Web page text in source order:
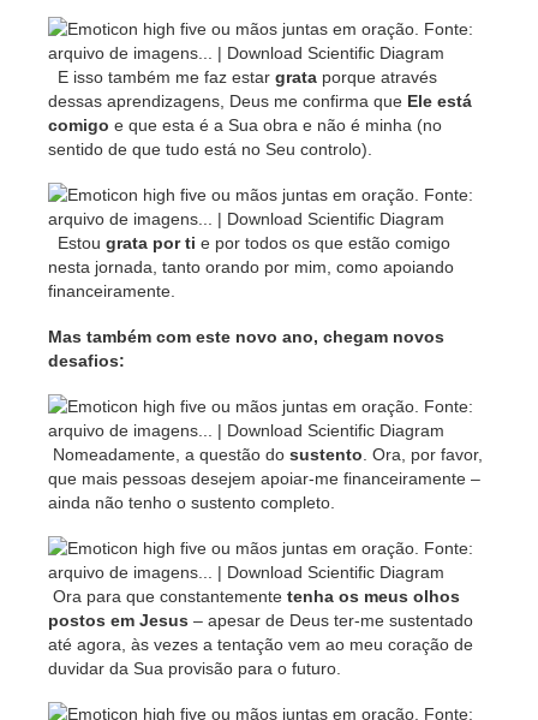
E isso também me faz estar grata porque através
dessas aprendizagens, Deus me confirma que Ele está
comigo e que esta é a Sua obra e não é minha (no
sentido de que tudo está no Seu controlo).
Estou grata por ti e por todos os que estão comigo
nesta jornada, tanto orando por mim, como apoiando
financeiramente.
Mas também com este novo ano, chegam novos
desafios:
Nomeadamente, a questão do sustento . Ora, por favor,
que mais pessoas desejem apoiar-me financeiramente –
ainda não tenho o sustento completo.
Ora para que constantemente tenha os meus olhos
postos em Jesus – apesar de Deus ter-me sustentado
até agora, às vezes a tentação vem ao meu coração de
duvidar da Sua provisão para o futuro.